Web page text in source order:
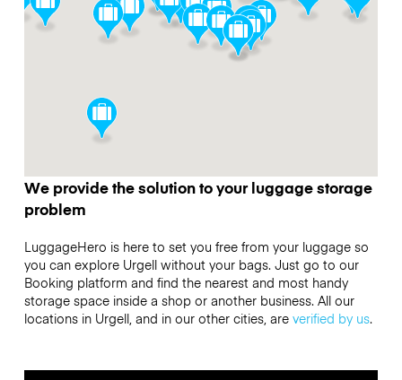
We provide the solution to your luggage storage
problem
LuggageHero is here to set you free from your luggage so
you can explore Urgell without your bags. Just go to our
Booking platform and find the nearest and most handy
storage space inside a shop or another business. All our
locations in Urgell, and in our other cities, are verified by us.